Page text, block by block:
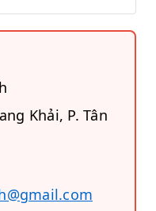
Khải, P. Tân